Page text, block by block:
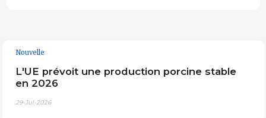
Nouvelle
L'UE prévoit une production porcine stable
en 2026
29-Jul-2026